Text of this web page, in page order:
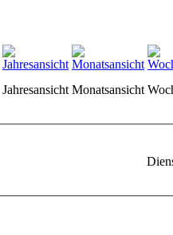
Jahresansicht Monatsansicht